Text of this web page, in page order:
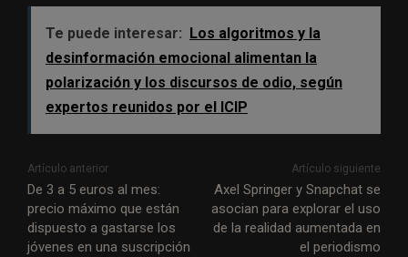
Te puede interesar: Los algoritmos y la
desinformación emocional alimentan la
polarización y los discursos de odio, según
expertos reunidos por el ICIP
Artículo anterior
De 3 a 5 euros al mes:
precio máximo que están
dispuesto a gastarse los
jóvenes en una suscripción
Artículo siguiente
Axel Springer y Snapchat se
asocian para explorar el uso
de la realidad aumentada en
el periodismo